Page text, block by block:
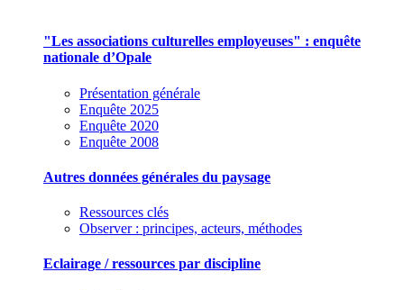
"Les associations culturelles employeuses" : enquête
nationale d’Opale
Présentation générale
Enquête 2025
Enquête 2020
Enquête 2008
Autres données générales du paysage
Ressources clés
Observer : principes, acteurs, méthodes
Eclairage / ressources par discipline